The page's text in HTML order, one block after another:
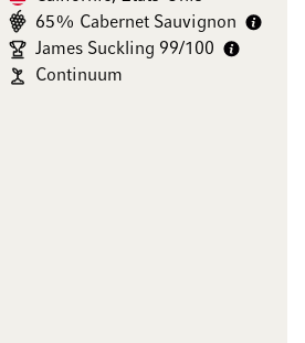
65% Cabernet Sauvignon
James Suckling 99/100
Continuum